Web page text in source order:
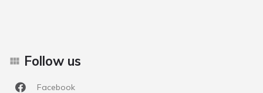
Follow us
Facebook